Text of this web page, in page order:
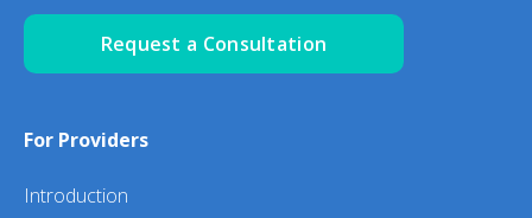
Request a Consultation
For Providers
Introduction